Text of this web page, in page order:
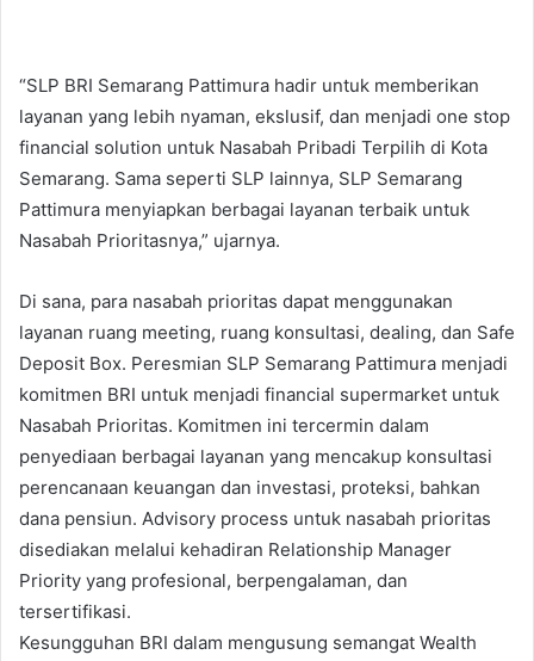
“SLP BRI Semarang Pattimura hadir untuk memberikan
layanan yang lebih nyaman, ekslusif, dan menjadi one stop
financial solution untuk Nasabah Pribadi Terpilih di Kota
Semarang. Sama seperti SLP lainnya, SLP Semarang
Pattimura menyiapkan berbagai layanan terbaik untuk
Nasabah Prioritasnya,” ujarnya.
Di sana, para nasabah prioritas dapat menggunakan
layanan ruang meeting, ruang konsultasi, dealing, dan Safe
Deposit Box. Peresmian SLP Semarang Pattimura menjadi
komitmen BRI untuk menjadi financial supermarket untuk
Nasabah Prioritas. Komitmen ini tercermin dalam
penyediaan berbagai layanan yang mencakup konsultasi
perencanaan keuangan dan investasi, proteksi, bahkan
dana pensiun. Advisory process untuk nasabah prioritas
disediakan melalui kehadiran Relationship Manager
Priority yang profesional, berpengalaman, dan
tersertifikasi.
Kesungguhan BRI dalam mengusung semangat Wealth